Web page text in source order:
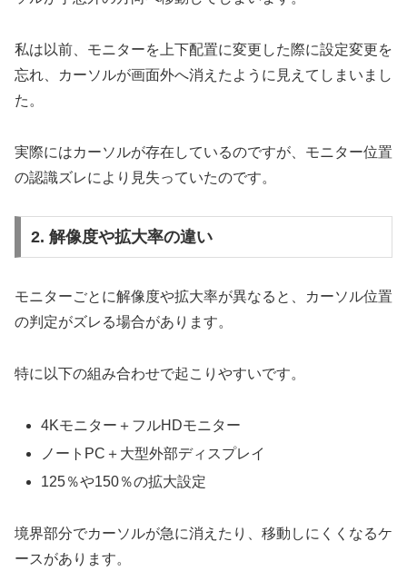
私は以前、モニターを上下配置に変更した際に設定変更を
忘れ、カーソルが画面外へ消えたように見えてしまいまし
た。
実際にはカーソルが存在しているのですが、モニター位置
の認識ズレにより見失っていたのです。
2. 解像度や拡大率の違い
モニターごとに解像度や拡大率が異なると、カーソル位置
の判定がズレる場合があります。
特に以下の組み合わせで起こりやすいです。
4Kモニター＋フルHDモニター
ノートPC＋大型外部ディスプレイ
125％や150％の拡大設定
境界部分でカーソルが急に消えたり、移動しにくくなるケ
ースがあります。